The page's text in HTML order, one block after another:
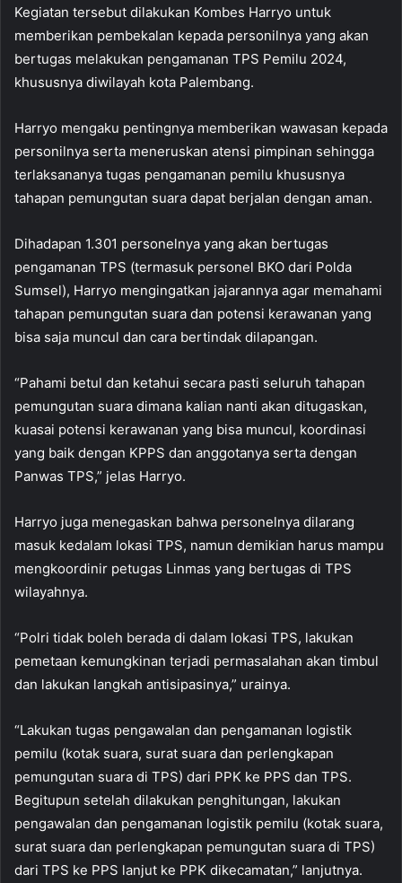
Kegiatan tersebut dilakukan Kombes Harryo untuk
memberikan pembekalan kepada personilnya yang akan
bertugas melakukan pengamanan TPS Pemilu 2024,
khususnya diwilayah kota Palembang.
Harryo mengaku pentingnya memberikan wawasan kepada
personilnya serta meneruskan atensi pimpinan sehingga
terlaksananya tugas pengamanan pemilu khususnya
tahapan pemungutan suara dapat berjalan dengan aman.
Dihadapan 1.301 personelnya yang akan bertugas
pengamanan TPS (termasuk personel BKO dari Polda
Sumsel), Harryo mengingatkan jajarannya agar memahami
tahapan pemungutan suara dan potensi kerawanan yang
bisa saja muncul dan cara bertindak dilapangan.
“Pahami betul dan ketahui secara pasti seluruh tahapan
pemungutan suara dimana kalian nanti akan ditugaskan,
kuasai potensi kerawanan yang bisa muncul, koordinasi
yang baik dengan KPPS dan anggotanya serta dengan
Panwas TPS,” jelas Harryo.
Harryo juga menegaskan bahwa personelnya dilarang
masuk kedalam lokasi TPS, namun demikian harus mampu
mengkoordinir petugas Linmas yang bertugas di TPS
wilayahnya.
“Polri tidak boleh berada di dalam lokasi TPS, lakukan
pemetaan kemungkinan terjadi permasalahan akan timbul
dan lakukan langkah antisipasinya,” urainya.
“Lakukan tugas pengawalan dan pengamanan logistik
pemilu (kotak suara, surat suara dan perlengkapan
pemungutan suara di TPS) dari PPK ke PPS dan TPS.
Begitupun setelah dilakukan penghitungan, lakukan
pengawalan dan pengamanan logistik pemilu (kotak suara,
surat suara dan perlengkapan pemungutan suara di TPS)
dari TPS ke PPS lanjut ke PPK dikecamatan,” lanjutnya.